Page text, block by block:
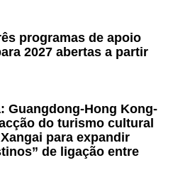
programas de apoio
2027 abertas a partir
Guangdong-Hong Kong-
do turismo cultural
para expandir
de ligação entre